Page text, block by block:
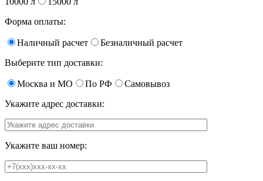
Форма оплаты:
Наличный расчет
Безналичный расчет
Выберите тип доставки:
Москва и МО По РФ
Самовывоз
Укажите адрес доставки:
Укажите ваш номер: